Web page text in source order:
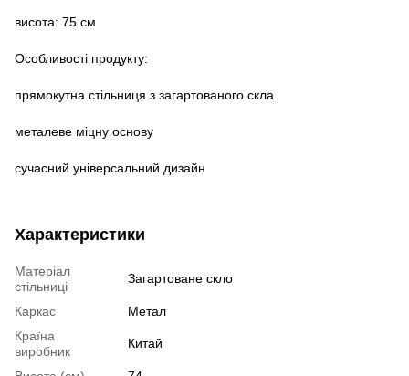
висота: 75 см
Особливості продукту:
прямокутна стільниця з загартованого скла
металеве міцну основу
сучасний універсальний дизайн
Характеристики
Матеріал
стільниці
Загартоване скло
Каркас
Метал
Країна
виробник
Китай